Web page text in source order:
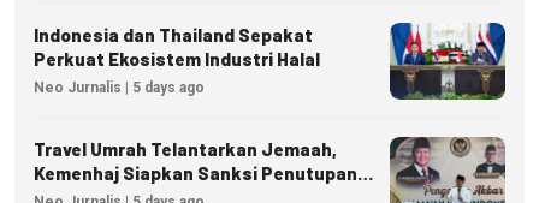
Indonesia dan Thailand Sepakat
Perkuat Ekosistem Industri Halal
Neo Jurnalis | 5 days ago
Travel Umrah Telantarkan Jemaah,
Kemenhaj Siapkan Sanksi Penutupan
Izin hingga Pidana